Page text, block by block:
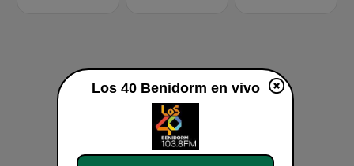
Los 40 Benidorm en vivo